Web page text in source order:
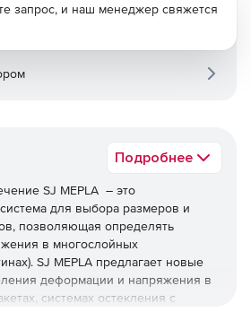
Подробнее
SJ MEPLA – это
для выбора размеров и
позволяющая определять
в многослойных
SJ MEPLA предлагает новые
деформации и напряжения в
системах остекления с
запрос, и наш менеджер свяжется